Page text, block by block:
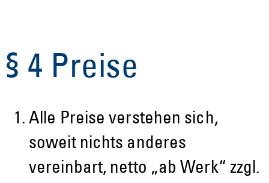
§ 4 Preise
Alle Preise verstehen sich,
soweit nichts anderes
vereinbart, netto „ab Werk“ zzgl.